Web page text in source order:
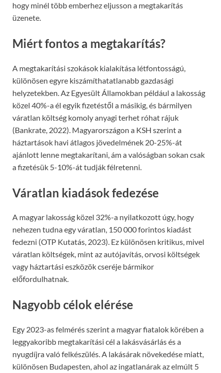
hogy minél több emberhez eljusson a megtakarítás
üzenete.
Miért fontos a megtakarítás?
A megtakarítási szokások kialakítása létfontosságú,
különösen egyre kiszámíthatatlanabb gazdasági
helyzetekben. Az Egyesült Államokban például a lakosság
közel 40%-a él egyik fizetéstől a másikig, és bármilyen
váratlan költség komoly anyagi terhet róhat rájuk
(Bankrate, 2022). Magyarországon a KSH szerint a
háztartások havi átlagos jövedelmének 20-25%-át
ajánlott lenne megtakarítani, ám a valóságban sokan csak
a fizetésük 5-10%-át tudják félretenni.
Váratlan kiadások fedezése
A magyar lakosság közel 32%-a nyilatkozott úgy, hogy
nehezen tudna egy váratlan, 150 000 forintos kiadást
fedezni (OTP Kutatás, 2023). Ez különösen kritikus, mivel
váratlan költségek, mint az autójavítás, orvosi költségek
vagy háztartási eszközök cseréje bármikor
előfordulhatnak.
Nagyobb célok elérése
Egy 2023-as felmérés szerint a magyar fiatalok körében a
leggyakoribb megtakarítási cél a lakásvásárlás és a
nyugdíjra való felkészülés. A lakásárak növekedése miatt,
különösen Budapesten, ahol az ingatlanárak az elmúlt 5